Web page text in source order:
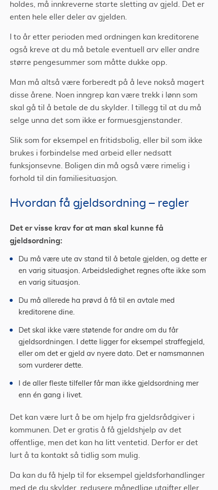
holdes, må innkreverne starte sletting av gjeld. Det er
enten hele eller deler av gjelden.
I to år etter perioden med ordningen kan kreditorene
også kreve at du må betale eventuell arv eller andre
større pengesummer som måtte dukke opp.
Man må altså være forberedt på å leve nokså magert
disse årene. Noen inngrep kan være trekk i lønn som
skal gå til å betale de du skylder. I tillegg til at du må
selge unna det som ikke er formuesgjenstander.
Slik som for eksempel en fritidsbolig, eller bil som ikke
brukes i forbindelse med arbeid eller nedsatt
funksjonsevne. Boligen din må også være rimelig i
forhold til din familiesituasjon.
Hvordan få gjeldsordning – regler
Det er visse krav for at man skal kunne få
gjeldsordning:
Du må være ute av stand til å betale gjelden, og dette er
en varig situasjon. Arbeidsledighet regnes ofte ikke som
en varig situasjon.
Du må allerede ha prøvd å få til en avtale med
kreditorene dine.
Det skal ikke være støtende for andre om du får
gjeldsordningen. I dette ligger for eksempel straffegjeld,
eller om det er gjeld av nyere dato. Det er namsmannen
som vurderer dette.
I de aller fleste tilfeller får man ikke gjeldsordning mer
enn én gang i livet.
Det kan være lurt å be om hjelp fra gjeldsrådgiver i
kommunen. Det er gratis å få gjeldshjelp av det
offentlige, men det kan ha litt ventetid. Derfor er det
lurt å ta kontakt så tidlig som mulig.
Da kan du få hjelp til for eksempel gjeldsforhandlinger
med de du skylder, redusere månedlige utgifter eller